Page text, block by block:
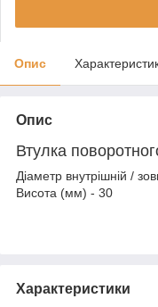
Опис
Опис
Втулка
Діаметр внутрішній /
Висота (мм) - 30
Характеристики